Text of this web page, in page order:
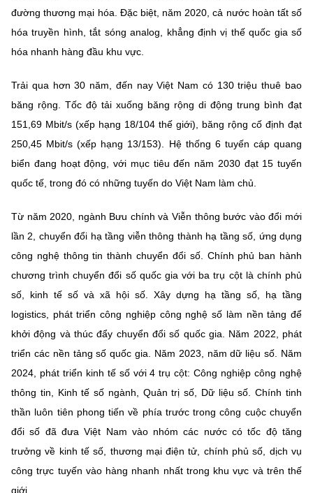
đường thương mại hóa. Đặc biệt, năm 2020, cả nước hoàn tất số
hóa truyền hình, tắt sóng analog, khẳng định vị thế quốc gia số
hóa nhanh hàng đầu khu vực.
Trải qua hơn 30 năm, đến nay Việt Nam có 130 triệu thuê bao
băng rộng. Tốc độ tải xuống băng rộng di động trung bình đạt
151,69 Mbit/s (xếp hạng 18/104 thế giới), băng rộng cố định đạt
250,45 Mbit/s (xếp hạng 13/153). Hệ thống 6 tuyến cáp quang
biển đang hoạt động, với mục tiêu đến năm 2030 đạt 15 tuyến
quốc tế, trong đó có những tuyến do Việt Nam làm chủ.
Từ năm 2020, ngành Bưu chính và Viễn thông bước vào đổi mới
lần 2, chuyển đổi hạ tầng viễn thông thành hạ tầng số, ứng dụng
công nghệ thông tin thành chuyển đổi số. Chính phủ ban hành
chương trình chuyển đổi số quốc gia với ba trụ cột là chính phủ
số, kinh tế số và xã hội số. Xây dựng hạ tầng số, hạ tầng
logistics, phát triển công nghiệp công nghệ số làm nền tảng để
khởi động và thúc đẩy chuyển đổi số quốc gia. Năm 2022, phát
triển các nền tảng số quốc gia. Năm 2023, năm dữ liệu số. Năm
2024, phát triển kinh tế số với 4 trụ cột: Công nghiệp công nghệ
thông tin, Kinh tế số ngành, Quản trị số, Dữ liệu số. Chính tinh
thần luôn tiên phong tiến về phía trước trong công cuộc chuyển
đổi số đã đưa Việt Nam vào nhóm các nước có tốc độ tăng
trưởng về kinh tế số, thương mại điện tử, chính phủ số, dịch vụ
công trực tuyến vào hàng nhanh nhất trong khu vực và trên thế
giới.